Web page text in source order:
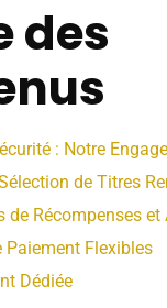
des
: Notre
de Titres
de Récompenses et
Paiement Flexibles
Dédiée